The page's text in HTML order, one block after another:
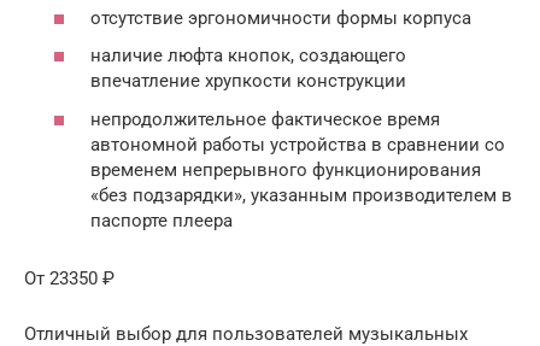
отсутствие эргономичности формы корпуса
наличие люфта кнопок, создающего
впечатление хрупкости конструкции
непродолжительное фактическое время
автономной работы устройства в сравнении со
временем непрерывного функционирования
«без подзарядки», указанным производителем в
паспорте плеера
От 23350 ₽
Отличный выбор для пользователей музыкальных